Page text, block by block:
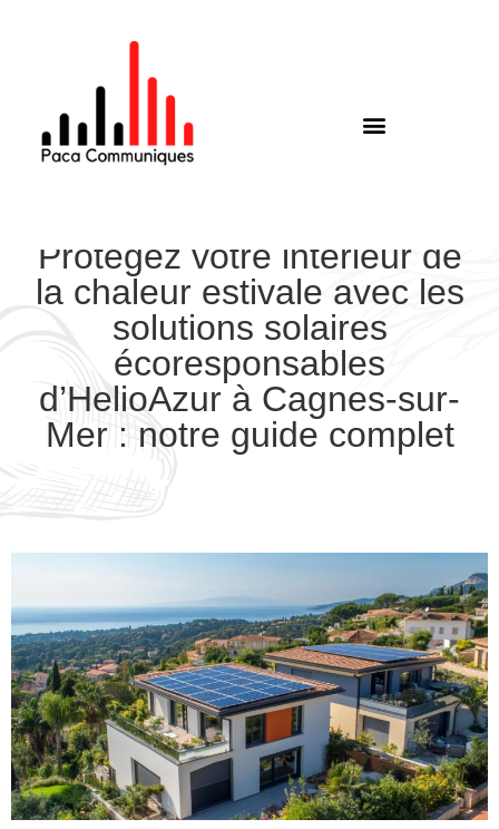
Protégez votre intérieur de
la chaleur estivale avec les
solutions solaires
écoresponsables
d’HelioAzur à Cagnes-sur-
Mer : notre guide complet